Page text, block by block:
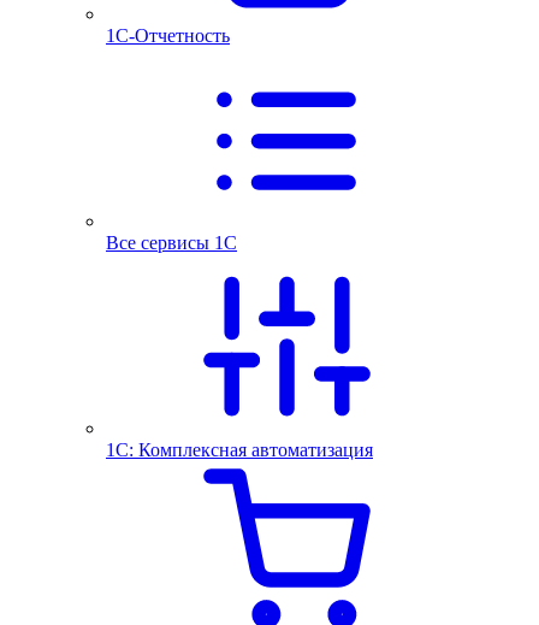
1С-Отчетность
Все сервисы 1С
1С: Комплексная автоматизация